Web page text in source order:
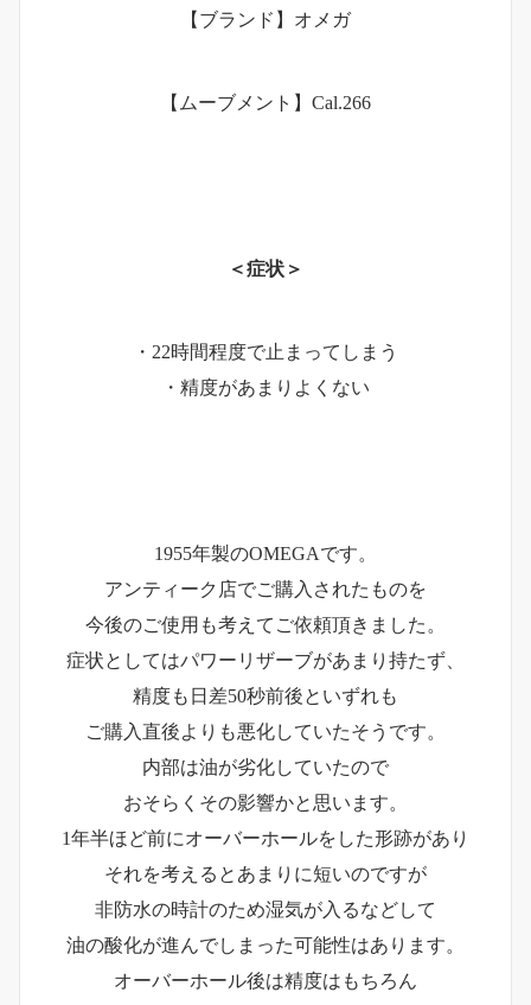
【ブランド】オメガ
【ムーブメント】Cal.266
＜症状＞
・22時間程度で止まってしまう
・精度があまりよくない
1955年製のOMEGAです。
アンティーク店でご購入されたものを
今後のご使用も考えてご依頼頂きました。
症状としてはパワーリザーブがあまり持たず、
精度も日差50秒前後といずれも
ご購入直後よりも悪化していたそうです。
内部は油が劣化していたので
おそらくその影響かと思います。
1年半ほど前にオーバーホールをした形跡があり
それを考えるとあまりに短いのですが
非防水の時計のため湿気が入るなどして
油の酸化が進んでしまった可能性はあります。
オーバーホール後は精度はもちろん